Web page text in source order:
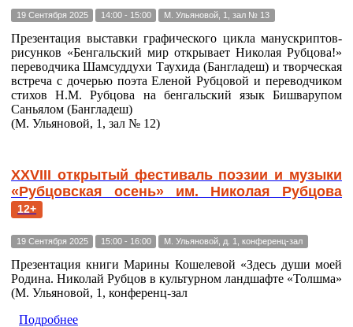
19 Сентября 2025 14:00 - 15:00 М. Ульяновой, 1, зал № 13
Презентация выставки графического цикла манускриптов-
рисунков «Бенгальский мир открывает Николая Рубцова!»
переводчика Шамсуддухи Таухида (Бангладеш) и творческая
встреча с дочерью поэта Еленой Рубцовой и переводчиком
стихов Н.М. Рубцова на бенгальский язык Бишварупом
Саньялом (Бангладеш)
(М. Ульяновой, 1, зал № 12)
ХХVIII открытый фестиваль поэзии и музыки
«Рубцовская осень» им. Николая Рубцова
12+
19 Сентября 2025 15:00 - 16:00 М. Ульяновой, д. 1, конференц-зал
Презентация книги Марины Кошелевой «Здесь души моей
Родина. Николай Рубцов в культурном ландшафте «Толшма»
(М. Ульяновой, 1, конференц-зал
Подробнее